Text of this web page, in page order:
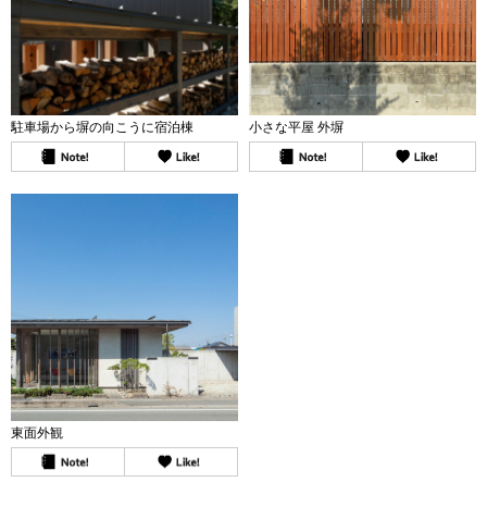
駐車場から塀の向こうに宿泊棟 小さな平屋 外塀
東面外観